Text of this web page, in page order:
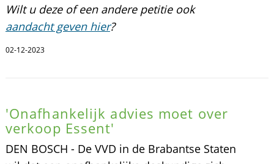
Wilt u deze of een andere petitie ook
aandacht geven hier?
02-12-2023
'Onafhankelijk advies moet over
verkoop Essent'
DEN BOSCH - De VVD in de Brabantse Staten